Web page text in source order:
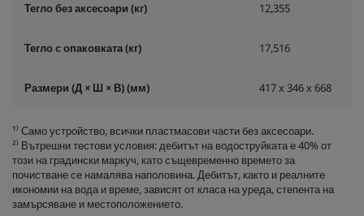
Тегло без аксесоари (кг) 12,355
Тегло с опаковката (кг) 17,516
Размери (Д × Ш × В) (мм) 417 x 346 x 668
¹⁾ Само устройство, всички пластмасови части без аксесоари.
²⁾ Вътрешни тестови условия: дебитът на водоструйката е 40% от
този на градински маркуч, като същевременно времето за
почистване се намалява наполовина. Дебитът, както и реалните
икономии на вода и време, зависят от класа на уреда, степента на
замърсяване и местоположението.